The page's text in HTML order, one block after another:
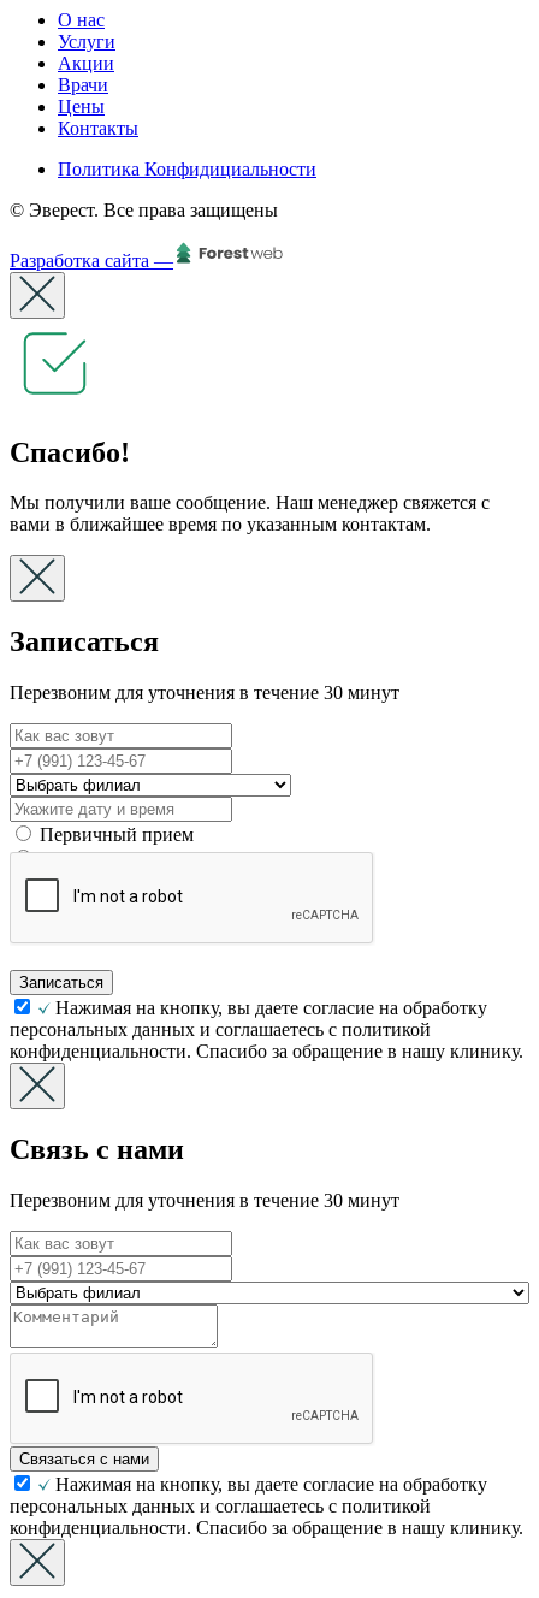
О нас
Услуги
Акции
Врачи
Цены
Контакты
Политика Конфидициальности
© Эверест. Все права защищены
Разработка сайта —
Спасибо!
Мы получили ваше сообщение. Наш менеджер свяжется с
вами в ближайшее время по указанным контактам.
Записаться
Перезвоним для уточнения в течение 30 минут
Первичный прием
Вторичный прием
Записаться
Нажимая на кнопку, вы даете согласие на обработку
персональных данных и соглашаетесь с политикой
конфиденциальности. Спасибо за обращение в нашу клинику.
Связь с нами
Перезвоним для уточнения в течение 30 минут
Связаться с нами
Нажимая на кнопку, вы даете согласие на обработку
персональных данных и соглашаетесь с политикой
конфиденциальности. Спасибо за обращение в нашу клинику.